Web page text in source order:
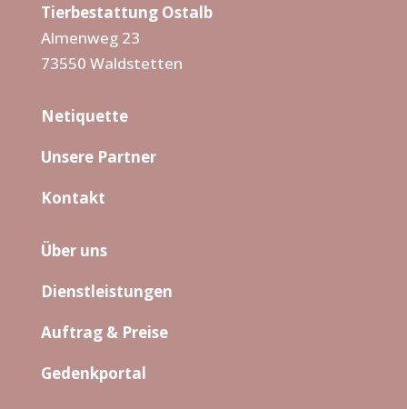
Tierbestattung Ostalb
Almenweg 23
73550 Waldstetten
Netiquette
Unsere Partner
Kontakt
Über uns
Dienstleistungen
Auftrag & Preise
Gedenkportal